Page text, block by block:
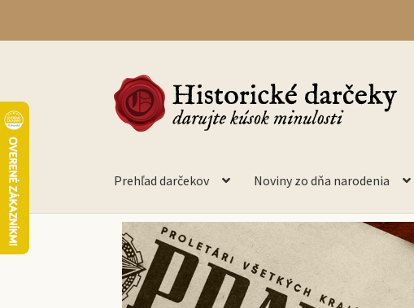
Prehľad darčekov Noviny zo dňa narodenia